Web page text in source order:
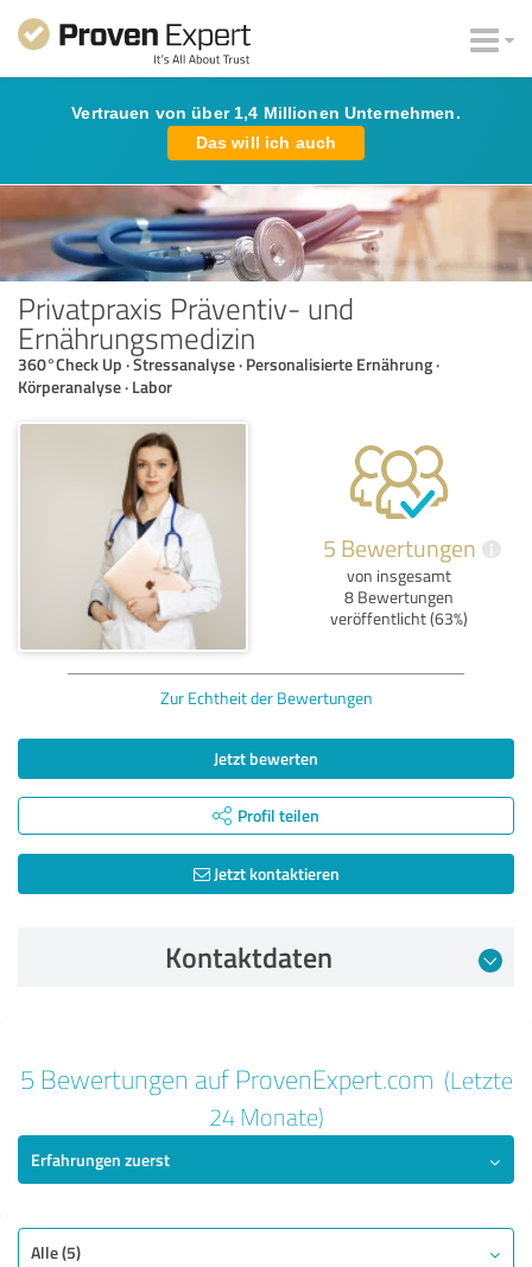
Vertrauen von über 1,4 Millionen Unternehmen.
Das will ich auch
Privatpraxis Präventiv- und
Ernährungsmedizin
360°Check Up · Stressanalyse · Personalisierte Ernährung ·
Körperanalyse · Labor
5 Bewertungen i
von insgesamt
8 Bewertungen
veröffentlicht (63%)
Zur Echtheit der Bewertungen
Jetzt bewerten
Profil teilen
Jetzt kontaktieren
Kontaktdaten
SEHR GUT
Untersuchung
5 Bewertungen auf ProvenExpert.com (Letzte
24 Monate)
Erfahrungen zuerst
Alle (5)